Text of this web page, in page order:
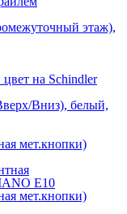
этаж),
на Schindler
Вниз), белый,
мет.кнопки)
E10
мет.кнопки)